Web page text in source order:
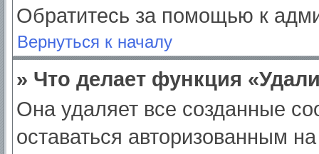
Обратитесь за помощью к
Вернуться к началу
» Что делает функция
Она удаляет все созданные
оставаться авторизованным